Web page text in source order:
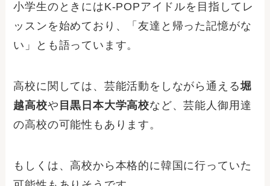
小学生のときにはK-POPアイドルを目指してレ
ッスンを始めており、「友達と帰った記憶がな
い」とも語っています。
高校に関しては、芸能活動をしながら通える堀
越高校や 目黒日本大学高校など、芸能人御用達
の高校の可能性もあります。
もしくは、高校から本格的に韓国に行っていた